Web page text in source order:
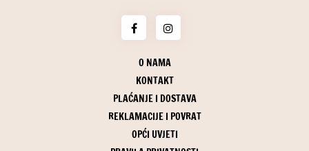
O NAMA
KONTAKT
PLAĆANJE I DOSTAVA
REKLAMACIJE I POVRAT
OPĆI UVJETI